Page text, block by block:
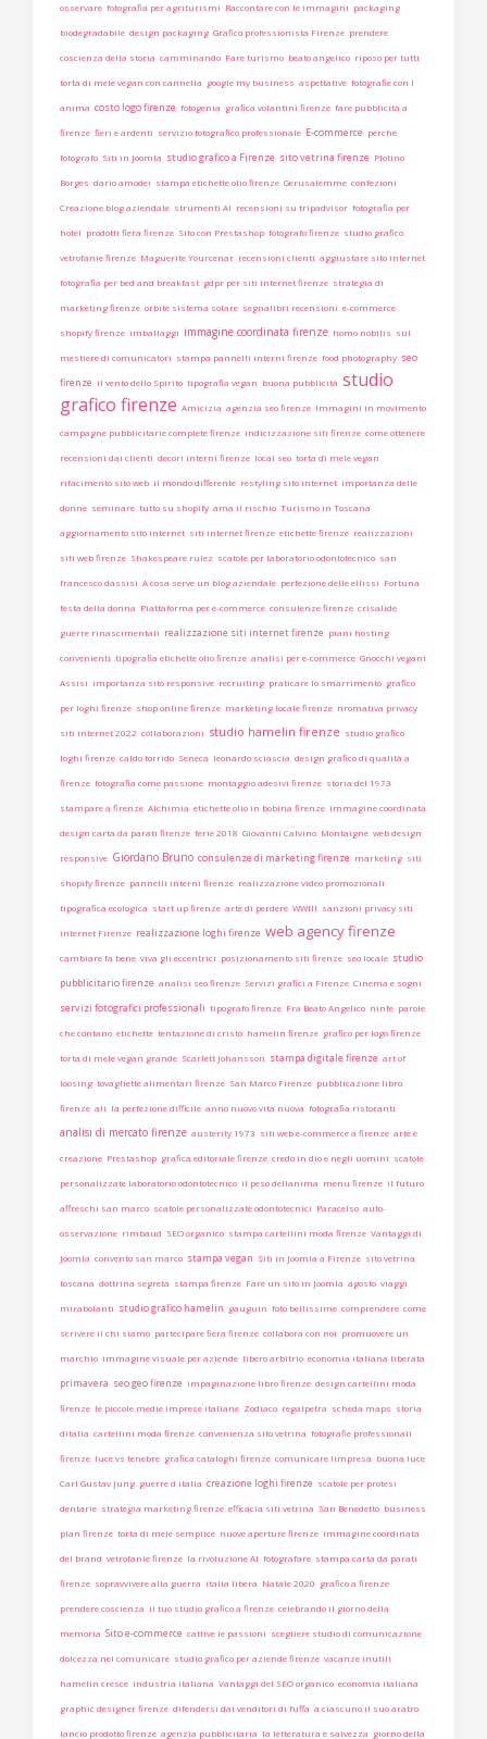
osservare fotografia per agriturismi Raccontare con le immagini packaging
biodegradabile design packaging Grafico professionista Firenze prendere
coscienza della storia camminando Fare turismo beato angelico riposo per tutti
torta di mele vegan con cannella google my business aspettative fotografie con l
anima costo logo firenze fotogenia grafica volantini firenze fare pubblicità a
firenze fieri e ardenti servizio fotografico professionale E-commerce perchè
fotografo Siti in Joomla studio grafico a Firenze sito vetrina firenze Plotino
Borges dario amodei stampa etichette olio firenze Gerusalemme confezioni
Creazione blog aziendale strumenti AI recensioni su tripadvisor fotografia per
hotel prodotti fiera firenze Sito con Prestashop fotografo firenze studio grafico
vetrofanie firenze Maguerite Yourcenar recensioni clienti aggiustare sito internet
fotografia per bed and breakfast gdpr per siti internet firenze strategia di
marketing firenze orbite sistema solare segnalibri recensioni e-commerce
shopify firenze imballaggi immagine coordinata firenze homo nobilis sul
mestiere di comunicatori stampa pannelli interni firenze food photography seo
firenze il vento dello Spirito tipografia vegan buona pubblicità studio
grafico firenze Amicizia agenzia seo firenze Immagini in movimento
campagne pubblicitarie complete firenze indicizzazione siti firenze come ottenere
recensioni dai clienti decori interni firenze local seo torta di mele vegan
rifacimento sito web il mondo differente restyling sito internet importanza delle
donne seminare tutto su shopify ama il rischio Turismo in Toscana
aggiornamento sito internet siti internet firenze etichette firenze realizzazioni
siti web firenze Shakespeare rulez scatole per laboratorio odontotecnico san
francesco dassisi A cosa serve un blog aziendale perfezione delle ellissi Fortuna
festa della donna Piattaforma per e-commerce consulenze firenze crisalide
guerre rinascimentali realizzazione siti internet firenze piani hosting
convenienti tipografia etichette olio firenze analisi per e-commerce Gnocchi vegani
Assisi importanza sito responsive recruiting praticare lo smarrimento grafico
per loghi firenze shop online firenze marketing locale firenze nromativa privacy
siti internet 2022 collaborazioni studio hamelin firenze studio grafico
loghi firenze caldo torrido Seneca leonardo sciascia design grafico di qualità a
firenze fotografia come passione montaggio adesivi firenze storia del 1973
stampare a firenze Alchimia etichette olio in bobina firenze immagine coordinata
design carta da parati firenze ferie 2018 Giovanni Calvino Montaigne web design
responsive Giordano Bruno consulenze di marketing firenze marketing siti
shopify firenze pannelli interni firenze realizzazione video promozionali
tipografica ecologica start up firenze arte di perdere WWIII sanzioni privacy siti
internet Firenze realizzazione loghi firenze web agency firenze
cambiare fa bene viva gli eccentrici posizionamento siti firenze seo locale studio
pubblicitario firenze analisi seo firenze Servizi grafici a Firenze Cinema e sogni
servizi fotografici professionali tipografo firenze Fra Beato Angelico ninfe parole
che contano etichette tentazione di cristo hamelin firenze grafico per logo firenze
torta di mele vegan grande Scarlett Johansson stampa digitale firenze art of
loosing tovagliette alimentari firenze San Marco Firenze pubblicazione libro
firenze ali la perfezione difficile anno nuovo vita nuova fotografia ristoranti
analisi di mercato firenze austerity 1973 siti web e-commerce a firenze arte è
creazione Prestashop grafica editoriale firenze credo in dio e negli uomini scatole
personalizzate laboratorio odontotecnico il peso dellanima menu firenze il futuro
affreschi san marco scatole personalizzate odontotecnici Paracelso auto-
osservazione rimbaud SEO organico stampa cartellini moda firenze Vantaggi di
Joomla convento san marco stampa vegan Siti in Joomla a Firenze sito vetrina
toscana dottrina segreta stampa firenze Fare un sito in Joomla agosto viaggi
mirabolanti studio grafico hamelin gauguin foto bellissime comprendere come
scrivere il chi siamo partecipare fiera firenze collabora con noi promuovere un
marchio immagine visuale per aziende libero arbitrio economia italiana liberata
primavera seo geo firenze impaginazione libro firenze design cartellini moda
firenze le piccole medie imprese italiane Zodiaco regalpetra scheda maps storia
ditalia cartellini moda firenze convenienza sito vetrina fotografie professionali
firenze luce vs tenebre grafica cataloghi firenze comunicare limpresa buona luce
Carl Gustav Jung guerre d italia creazione loghi firenze scatole per protesi
dentarie strategia marketing firenze efficacia siti vetrina San Benedetto business
plan firenze torta di mele semplice nuove aperture firenze immagine coordinata
del brand vetrofanie firenze la rivoluzione AI fotografare stampa carta da parati
firenze sopravvivere alla guerra italia libera Natale 2020 grafico a firenze
prendere coscienza il tuo studio grafico a firenze celebrando il giorno della
memoria Sito e-commerce cattive le passioni scegliere studio di comunicazione
dolcezza nel comunicare studio grafico per aziende firenze vacanze inutili
hamelin cresce industria italiana Vantaggi del SEO organico economia italiana
graphic designer firenze difendersi dai venditori di fuffa a ciascuno il suo aratro
lancio prodotto firenze agenzia pubblicitaria la letteratura è salvezza giorno della